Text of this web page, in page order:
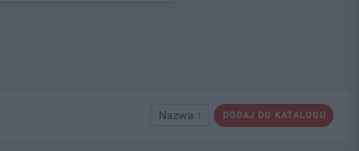
DODAJ DO KATALOGU
Nazwa ↑